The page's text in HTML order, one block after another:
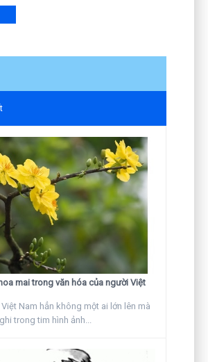
mai trong văn hóa của người Việt
Nam hẳn không một ai lớn lên mà
trong tim hình ảnh...